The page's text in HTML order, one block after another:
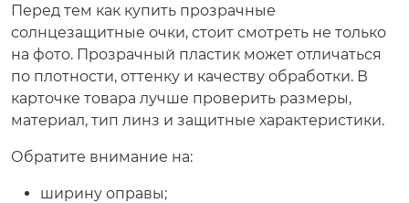
Перед тем как купить прозрачные
солнцезащитные очки, стоит смотреть не только
на фото. Прозрачный пластик может отличаться
по плотности, оттенку и качеству обработки. В
карточке товара лучше проверить размеры,
материал, тип линз и защитные характеристики.
Обратите внимание на:
ширину оправы;